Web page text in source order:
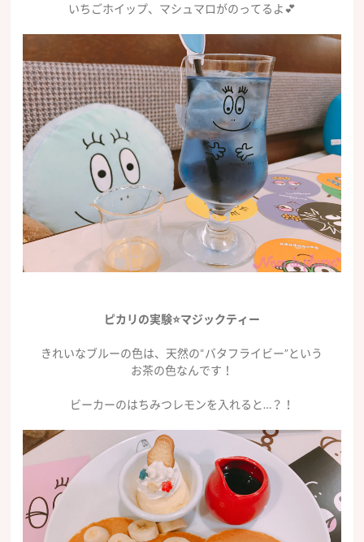
いちごホイップ、マシュマロがのってるよ💕
ピカリの実験⭐️マジックティー
きれいなブルーの色は、天然の“バタフライビー”という
お茶の色なんです！
ビーカーのはちみつレモンを入れると…？！